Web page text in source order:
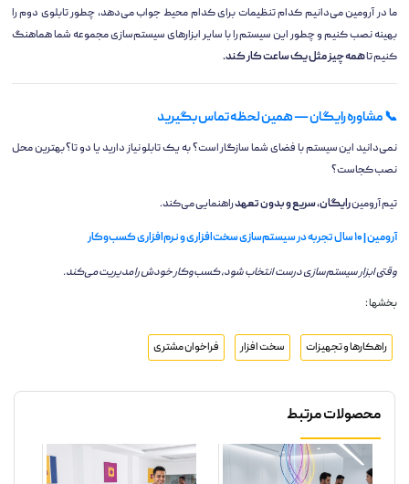
ما در آرومین می‌دانیم کدام تنظیمات برای کدام محیط جواب می‌دهد، چطور تابلوی دوم را
بهینه نصب کنیم و چطور این سیستم را با سایر ابزارهای سیستم‌سازی مجموعه شما هماهنگ
کنیم تاهمه چیز مثل یک ساعت کار کند.
📞 مشاوره رایگان — همین لحظه تماس بگیرید
نمی‌دانید این سیستم با فضای شما سازگار است؟ به یک تابلو نیاز دارید یا دو تا؟ بهترین محل
نصب کجاست؟
تیم آرومینرایگان، سریع و بدون تعهدراهنمایی می‌کند.
آرومین | ۱۰ سال تجربه در سیستم‌سازی سخت‌افزاری و نرم‌افزاری کسب‌وکار
وقتی ابزار سیستم‌سازی درست انتخاب شود، کسب‌وکار خودش را مدیریت می‌کند.
بخشها :
راهکارها و تجهیزات سخت افزار فراخوان مشتری
محصولات مرتبط